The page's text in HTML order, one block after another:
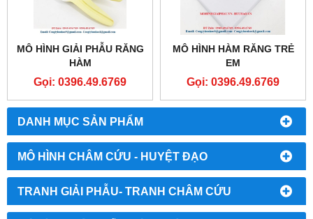
DANH MỤC SẢN PHẨM
MÔ HÌNH CHÂM CỨU - HUYỆT ĐẠO
TRANH GIẢI PHẪU- TRANH CHÂM CỨU
MÔ HÌNH GIẢI PHẪU RĂNG
HÀM
Gọi: 0396.49.6769
MÔ HÌNH HÀM RĂNG TRẺ
EM
Gọi: 0396.49.6769